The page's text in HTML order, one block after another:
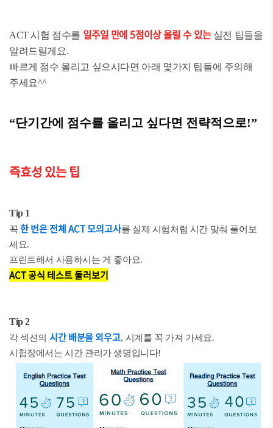
ACT 시험 점수를 일주일 만에 5점이상 올릴 수 있는실전 팁들을
알려드릴게요.
빠르게 점수 올리고 싶으시다면 아래 몇가지 팁들에 주의해
주세요^^
“단기간에 점수를 올리고 싶다면 전략적으로!”
즉효성 있는 팁
Tip 1
꼭한 번은 전체 ACT 모의고사를 실제 시험처럼 시간 맞춰 풀어보
세요.
프린트해서 사용하시는 게 좋아요.
ACT 공식 테스트 둘러보기
Tip 2
각 섹션의 시간 배분을 외우고, 시계를 꼭 가져 가세요.
시험장에서는 시간 관리가 생명입니다!